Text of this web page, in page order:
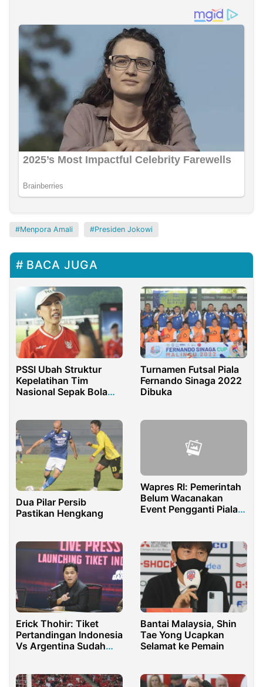
Menpora Amali Presiden Jokowi
BACA JUGA
PSSI Ubah Struktur
Kepelatihan Tim
Nasional Sepak Bola
Turnamen Futsal Piala
Fernando Sinaga 2022
Dibuka
Dua Pilar Persib
Pastikan Hengkang
Wapres RI: Pemerintah
Belum Wacanakan
Event Pengganti Piala
Erick Thohir: Tiket
Pertandingan Indonesia
Vs Argentina Sudah
Bantai Malaysia, Shin
Tae Yong Ucapkan
Selamat ke Pemain